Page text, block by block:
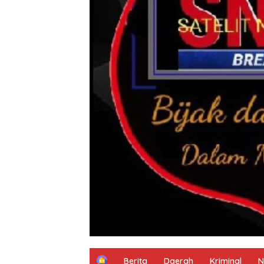
H
Berita Daerah Kriminal